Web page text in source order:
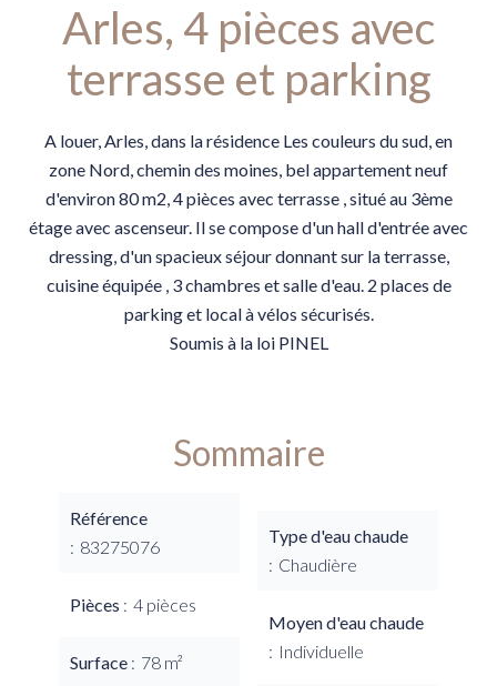
Arles, 4 pièces avec
terrasse et parking
A louer, Arles, dans la résidence Les couleurs du sud, en
zone Nord, chemin des moines, bel appartement neuf
d'environ 80 m2, 4 pièces avec terrasse , situé au 3ème
étage avec ascenseur. Il se compose d'un hall d'entrée avec
dressing, d'un spacieux séjour donnant sur la terrasse,
cuisine équipée , 3 chambres et salle d'eau. 2 places de
parking et local à vélos sécurisés.
Soumis à la loi PINEL
Sommaire
Référence
83275076
Pièces 4 pièces
Surface 78 m²
Type d'eau chaude
Chaudière
Moyen d'eau chaude
Individuelle